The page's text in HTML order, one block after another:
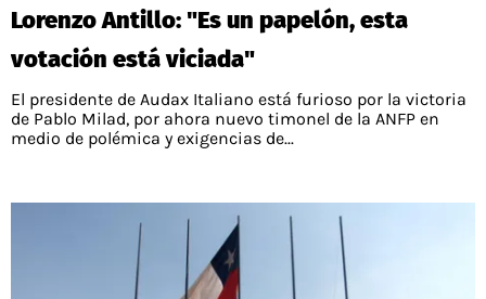
Lorenzo Antillo: "Es un papelón, esta
votación está viciada"
El presidente de Audax Italiano está furioso por la victoria
de Pablo Milad, por ahora nuevo timonel de la ANFP en
medio de polémica y exigencias de...